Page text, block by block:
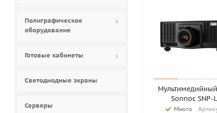
Sonnoc SNP-
Много
Полиграфическое
оборудование
Готовые кабинеты
Светодиодные экраны
Серверы